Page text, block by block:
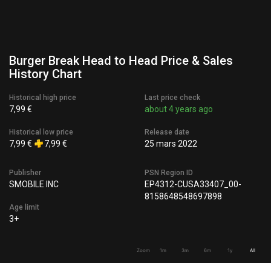
Burger Break Head to Head Price & Sales
History Chart
Historical high price
7,99 €
Historical low price
7,99 € 7,99 €
Last price check
about 4 years ago
Release date
25 mars 2022
Publisher
SMOBILE INC
Age limit
3+
PSN Region ID
EP4312-CUSA33407_00-
8158648548697898
Zoom 1m 3m 6m 1y All